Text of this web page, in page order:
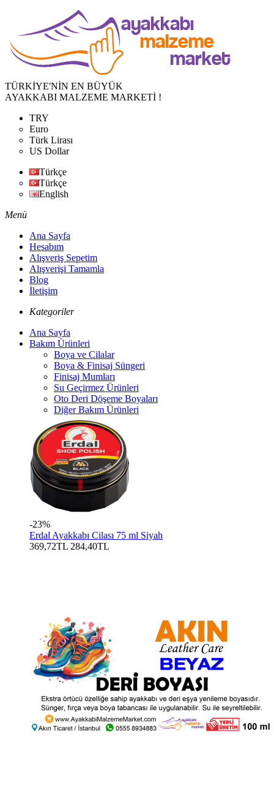
TÜRKİYE'NİN EN BÜYÜK
AYAKKABI MALZEME MARKETİ !
TRY
Euro
Türk Lirası
US Dollar
Türkçe
Türkçe
English
Menü
Ana Sayfa
Hesabım
Alışveriş Sepetim
Alışverişi Tamamla
Blog
İletişim
Kategoriler
Ana Sayfa
Bakım Ürünleri
Boya ve Cilalar
Boya & Finisaj Süngeri
Finisaj Mumları
Su Geçirmez Ürünleri
Oto Deri Döşeme Boyaları
Diğer Bakım Ürünleri
-23%
Erdal Ayakkabı Cilası 75 ml Siyah
369,72TL 284,40TL